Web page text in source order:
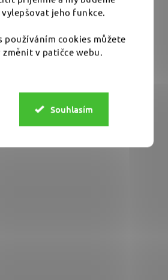
jeho funkce.
používáním cookies můžete
změnit v patičce webu.
Souhlasím